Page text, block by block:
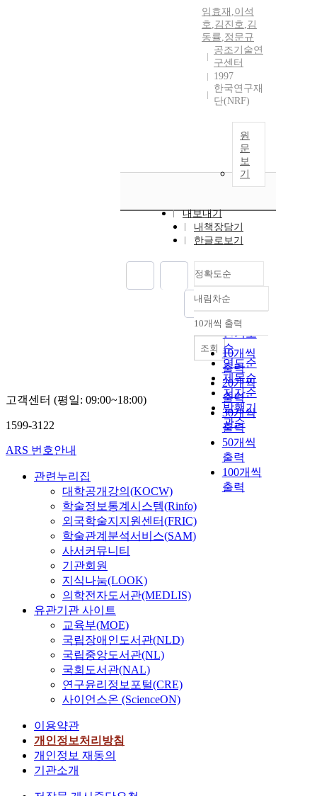
임효재 ,이석
호,김진호,김
동률,정문규
공조기술연
구센터
1997
한국연구재
단(NRF)
원
문
보
기
내보내기
내책장담기
한글로보기
정확도순
정확도
순
인기도
순
연도순
제목순
저자순
발행기
관순
내림차순
내림차순
10개씩 출력
10개씩
출력
20개씩
출력
30개씩
출력
50개씩
출력
100개씩
출력
조회
고객센터 (평일: 09:00~18:00)
1599-3122
ARS 번호안내
관련누리집
대학공개강의(KOCW)
학술정보통계시스템(Rinfo)
외국학술지지원센터(FRIC)
학술관계분석서비스(SAM)
사서커뮤니티
기관회원
지식나눔(LOOK)
의학전자도서관(MEDLIS)
유관기관 사이트
교육부(MOE)
국립장애인도서관(NLD)
국립중앙도서관(NL)
국회도서관(NAL)
연구윤리정보포털(CRE)
사이언스온 (ScienceON)
이용약관
개인정보처리방침
개인정보 재동의
기관소개